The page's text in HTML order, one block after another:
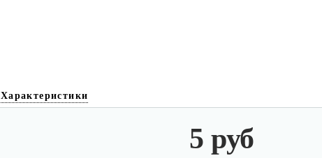
Характеристики
5 руб